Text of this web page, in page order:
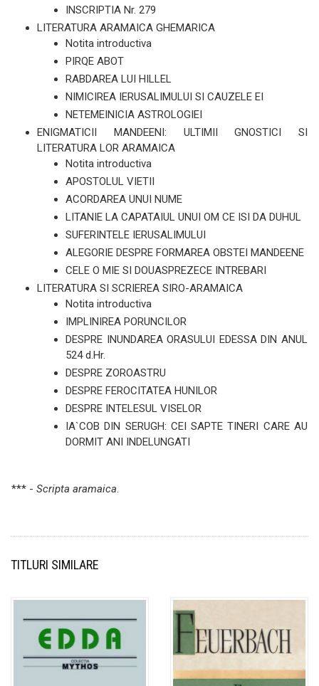
INSCRIPTIA Nr. 279
LITERATURA ARAMAICA GHEMARICA
Notita introductiva
PIRQE ABOT
RABDAREA LUI HILLEL
NIMICIREA IERUSALIMULUI SI CAUZELE EI
NETEMEINICIA ASTROLOGIEI
ENIGMATICII MANDEENI: ULTIMII GNOSTICI SI
LITERATURA LOR ARAMAICA
Notita introductiva
APOSTOLUL VIETII
ACORDAREA UNUI NUME
LITANIE LA CAPATAIUL UNUI OM CE ISI DA DUHUL
SUFERINTELE IERUSALIMULUI
ALEGORIE DESPRE FORMAREA OBSTEI MANDEENE
CELE O MIE SI DOUASPREZECE INTREBARI
LITERATURA SI SCRIEREA SIRO-ARAMAICA
Notita introductiva
IMPLINIREA PORUNCILOR
DESPRE INUNDAREA ORASULUI EDESSA DIN ANUL
524 d.Hr.
DESPRE ZOROASTRU
DESPRE FEROCITATEA HUNILOR
DESPRE INTELESUL VISELOR
IA`COB DIN SERUGH: CEI SAPTE TINERI CARE AU
DORMIT ANI INDELUNGATI
*** - Scripta aramaica.
TITLURI SIMILARE